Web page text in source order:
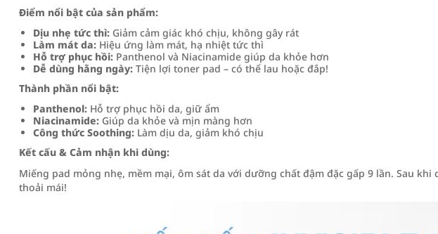
Điểm nổi bật của sản phẩm:
Dịu nhẹ tức thì: Giảm cảm giác khó chịu, không gây rát
Làm mát da: Hiệu ứng làm mát, hạ nhiệt tức thì
Hỗ trợ phục hồi: Panthenol và Niacinamide giúp da khỏe hơn
Dễ dùng hằng ngày: Tiện lợi toner pad – có thể lau hoặc đắp!
Thành phần nổi bật:
Panthenol: Hỗ trợ phục hồi da, giữ ẩm
Niacinamide: Giúp da khỏe và mịn màng hơn
Công thức Soothing: Làm dịu da, giảm khó chịu
Kết cấu & Cảm nhận khi dùng:
Miếng pad mỏng nhẹ, mềm mại, ôm sát da với dưỡng chất đậm đặc gấp 9 lần. Sau khi
thoải mái!